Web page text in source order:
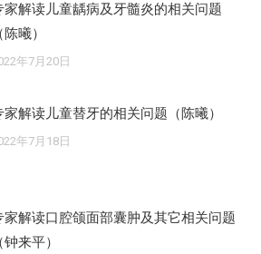
家解读儿童龋病及牙髓炎的相关问题
（陈曦）
年7月20日
家解读儿童替牙的相关问题（陈曦）
年7月18日
家解读口腔颌面部囊肿及其它相关问题
（钟来平）